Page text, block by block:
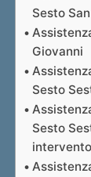
Sesto
Giovanni
Sesto
Sesto